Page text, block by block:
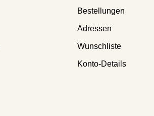
Bestellungen
Adressen
Wunschliste
Konto-Details